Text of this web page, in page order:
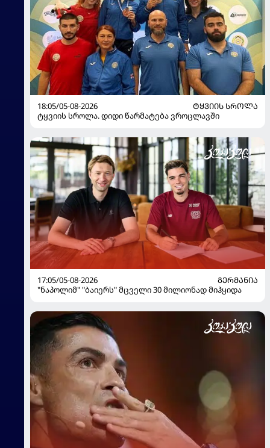
18:05/05-08-2026
ᲢᲧᲕᲘᲘᲡ ᲡᲠᲝᲚᲐ
ტყვიის სროლა. დიდი წარმატება ვროცლავში
17:05/05-08-2026
ᲒᲔᲠᲛᲐᲜᲘᲐ
"ნაპოლიმ" "ბაიერს" მცველი 30 მილიონად მიჰყიდა